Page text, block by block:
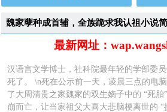
魏家孽种成首辅，全族跪求我认祖小说
最新网址：
汉语言文学博士，社科院最年轻的学部委
死了。 \n死在公示前一天，凌晨三点的电
了大周清贵之家魏家的双生嫡子中的 “死胎
崩而亡，让当家祖父大喜大悲脑梗离世的 “